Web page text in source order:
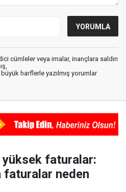
cümleler veya imalar, inançlara saldırı
harflerle yazılmış yorumlar
yüksek faturalar:
faturalar neden